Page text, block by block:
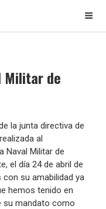
Militar de
la junta directiva de
al
Naval Militar de
el día 24 de abril de
su amabilidad ya
hemos tenido en
su mandato como